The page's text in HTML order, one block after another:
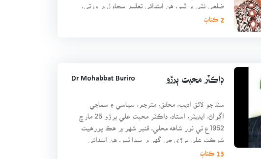
ضلعي ٺٽي ۾ ٿيو. هن ابتدائي تعليم سجاول ۾ ورتي.
2 ڪتابَ
ڊاڪٽر محبت ٻرڙو Dr Mohabbat Buriro
سنڌ جو لائق اديب، محقق، مترجم، سياسي ۽ سماجي
اڳواڻ، ايڊيٽر، استاد، ڊاڪٽر محبت علي ٻرڙو 25 مارچ
1952ع تي نور شاهه محلي، قنبر شهر ۾ هڪ پورهيت
شوڪت علي ٻرڙي جي گهر ۾ پيدا ٿيو. هن ابتدائي
13 ڪتابَ